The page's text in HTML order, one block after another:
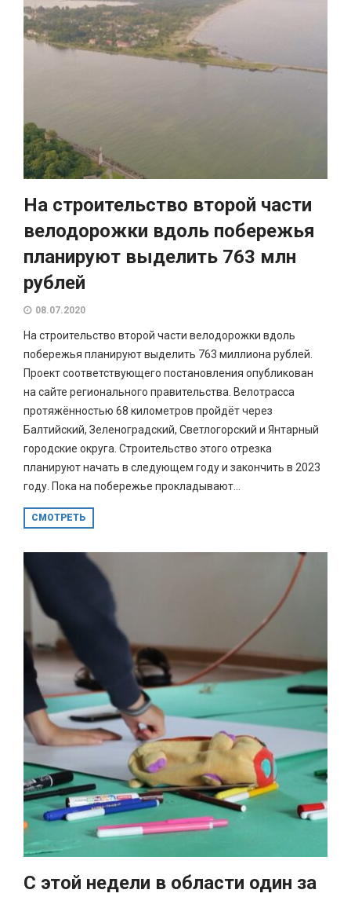
На строительство второй части
велодорожки вдоль побережья
планируют выделить 763 млн
рублей
08.07.2020
На строительство второй части велодорожки вдоль
побережья планируют выделить 763 миллиона рублей.
Проект соответствующего постановления опубликован
на сайте регионального правительства. Велотрасса
протяжённостью 68 километров пройдёт через
Балтийский, Зеленоградский, Светлогорский и Янтарный
городские округа. Строительство этого отрезка
планируют начать в следующем году и закончить в 2023
году. Пока на побережье прокладывают...
СМОТРЕТЬ
С этой недели в области один за